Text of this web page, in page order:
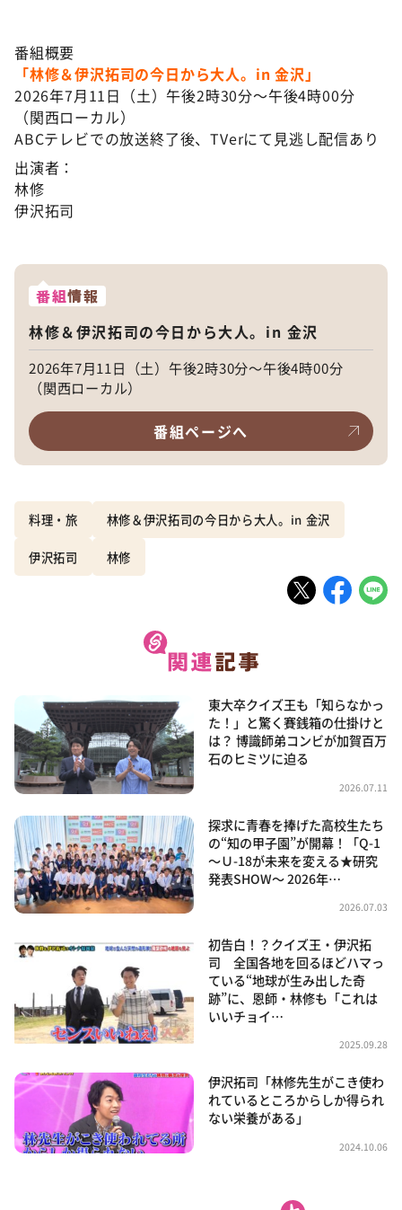
番組概要
「林修＆伊沢拓司の今日から大人。in 金沢」
2026年7月11日（土）午後2時30分～午後4時00分
（関西ローカル）
ABCテレビでの放送終了後、TVerにて見逃し配信あり
出演者：
林修
伊沢拓司
番組情報
林修＆伊沢拓司の今日から大人。in 金沢
2026年7月11日（土）午後2時30分～午後4時00分
（関西ローカル）
番組ページへ
料理・旅 林修＆伊沢拓司の今日から大人。in 金沢
伊沢拓司 林修
東大卒クイズ王も「知らなかっ
た！」と驚く賽銭箱の仕掛けと
は？ 博識師弟コンビが加賀百万
石のヒミツに迫る
2026.07.11
探求に青春を捧げた高校生たち
の“知の甲子園”が開幕！「Q-1
～Ｕ-18が未来を変える★研究
発表SHOW～ 2026年…
2026.07.03
初告白！？クイズ王・伊沢拓
司 全国各地を回るほどハマっ
ている“地球が生み出した奇
跡”に、恩師・林修も「これは
いいチョイ…
2025.09.28
伊沢拓司「林修先生がこき使わ
れているところからしか得られ
ない栄養がある」
2024.10.06